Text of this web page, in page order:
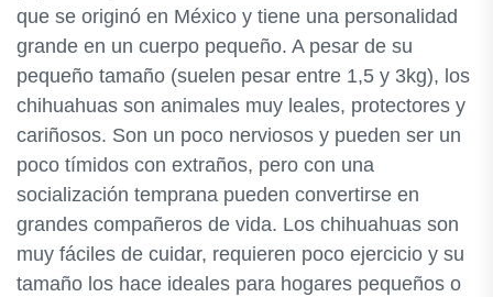
que se originó en México y tiene una personalidad
grande en un cuerpo pequeño. A pesar de su
pequeño tamaño (suelen pesar entre 1,5 y 3kg), los
chihuahuas son animales muy leales, protectores y
cariñosos. Son un poco nerviosos y pueden ser un
poco tímidos con extraños, pero con una
socialización temprana pueden convertirse en
grandes compañeros de vida. Los chihuahuas son
muy fáciles de cuidar, requieren poco ejercicio y su
tamaño los hace ideales para hogares pequeños o